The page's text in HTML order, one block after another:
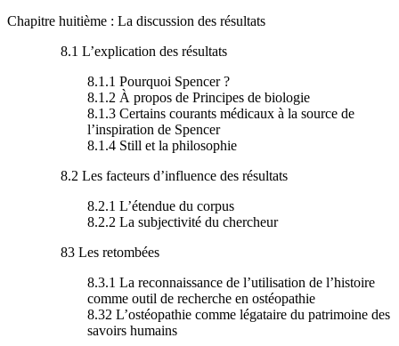
Chapitre huitième : La discussion des résultats
8.1 L’explication des résultats
8.1.1 Pourquoi Spencer ?
8.1.2 À propos de Principes de biologie
8.1.3 Certains courants médicaux à la source de
l’inspiration de Spencer
8.1.4 Still et la philosophie
8.2 Les facteurs d’influence des résultats
8.2.1 L’étendue du corpus
8.2.2 La subjectivité du chercheur
83 Les retombées
8.3.1 La reconnaissance de l’utilisation de l’histoire
comme outil de recherche en ostéopathie
8.32 L’ostéopathie comme légataire du patrimoine des
savoirs humains